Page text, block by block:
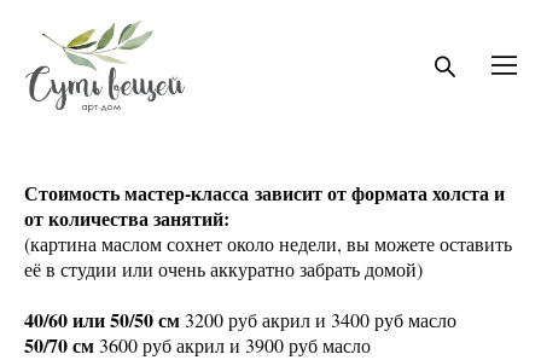
Стоимость мастер-класса зависит от формата холста и
от количества занятий:
(картина маслом сохнет около недели, вы можете оставить
её в студии или очень аккуратно забрать домой)
40/60 или 50/50 см3200 руб акрил и 3400 руб масло
50/70 см3600 руб акрил и 3900 руб масло